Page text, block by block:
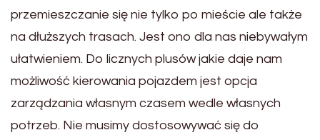
przemieszczanie się nie tylko po mieście ale także
na dłuższych trasach. Jest ono dla nas niebywałym
ułatwieniem. Do licznych plusów jakie daje nam
możliwość kierowania pojazdem jest opcja
zarządzania własnym czasem wedle własnych
potrzeb. Nie musimy dostosowywać się do